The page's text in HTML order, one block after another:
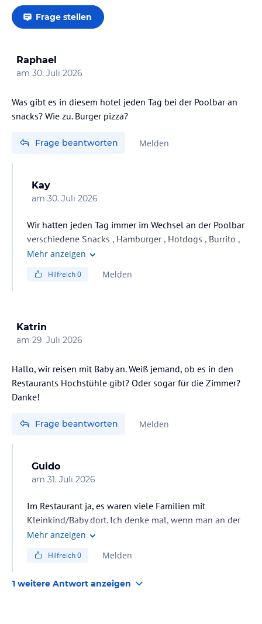
Frage stellen
Raphael
am 30. Juli 2026
Was gibt es in diesem hotel jeden Tag bei der Poolbar an
Frage beantworten Melden
Kay
am 30. Juli 2026
Wir hatten jeden Tag immer im Wechsel an der Poolbar
verschiedene Snacks , Hamburger , Hotdogs , Burrito ,
Nachos ,Obst , Salat , verschiedene Kuchen . Ich denke
Zeitpunkt sehr gut angekommen und haben
Mehr anzeigen
Hilfreich0 Melden
Katrin
am 29. Juli 2026
Hallo, wir reisen mit Baby an. Weiß jemand, ob es in den
Restaurants Hochstühle gibt? Oder sogar für die Zimmer?
Danke!
Frage beantworten Melden
Guido
am 31. Juli 2026
Im Restaurant ja, es waren viele Familien mit
Kleinkind/Baby dort. Ich denke mal, wenn man an der
Rezeption fragt, kann man sogar einen Hochstuhl für's
Mehr anzeigen
Hilfreich0 Melden
1 weitere Antwort anzeigen